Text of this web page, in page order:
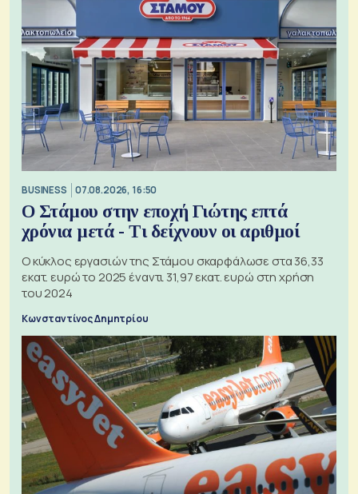
BUSINESS 07.08.2026, 16:50
Ο Στάμου στην εποχή Γιώτης επτά
χρόνια μετά - Τι δείχνουν οι αριθμοί
Ο κύκλος εργασιών της Στάμου σκαρφάλωσε στα 36,33
εκατ. ευρώ το 2025 έναντι 31,97 εκατ. ευρώ στη χρήση
του 2024
Κωνσταντίνος Δημητρίου